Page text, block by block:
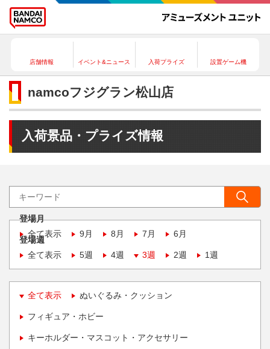
店舗情報 イベント&ニュース 入荷プライズ 設置ゲーム機
namcoフジグラン松山店
入荷景品・プライズ情報
登場月
全て表示
9月 8月 7月 6月
登場週
全て表示
5週 4週 3週 2週 1週
全て表示 ぬいぐるみ・クッション
フィギュア・ホビー
キーホルダー・マスコット・アクセサリー